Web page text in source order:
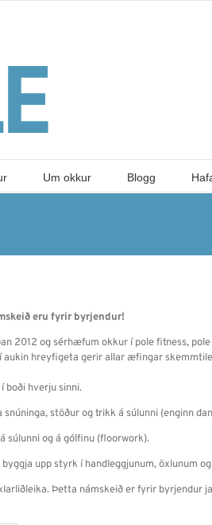
Um okkur Blogg
eru fyrir byrjendur!
2012 og sérhæfum okkur í pole fitness,
hreyfigeta gerir allar æfingar
boði hverju sinni.
stöður og trikk á súlunni (enginn
súlunni og á gólfinu (floorwork).
upp styrk í handleggjunum, öxlunum
Þetta námskeið er fyrir byrjendur